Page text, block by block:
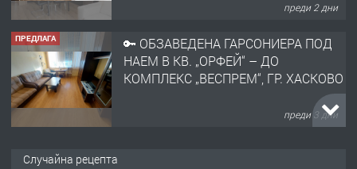
ПРЕДЛАГА
🔑 ОБЗАВЕДЕНА ГАРСОНИЕРА ПОД
НАЕМ В КВ. „ОРФЕЙ“ – ДО
КОМПЛЕКС „ВЕСПРЕМ“, ГР. ХАСКОВО
преди 3 дни
Случайна рецепта